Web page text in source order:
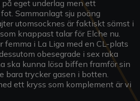
på eget underlag men ett
Sammanlagt sju poäng
utomsocknes är faktiskt sämst i
knappast talar för Elche nu.
femma i La Liga med en CL-plats
obesegrade i sex raka
ska kunna lösa biffen framför sin
bara trycker gasen i botten.
ett kryss som komplement är vi